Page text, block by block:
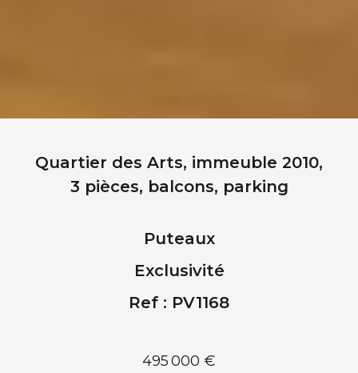
Quartier des Arts, immeuble 2010,
3 pièces, balcons, parking
Puteaux
Exclusivité
Ref : PV1168
495 000 €